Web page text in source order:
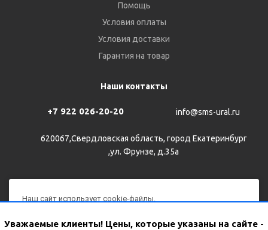
Помощь
Условия оплаты
Условия доставки
Гарантия на товар
Наши контакты
+7 922 026-20-20 info@sms-ural.ru
620067,Свердловская область, город Екатеринбург
,ул. Фрунзе, д.35а
Наш сайт использует cookie-файлы.
обработку персональных данных с использованием Яндекс
Уважаемые клиенты! Цены, которые указаны на сайте -